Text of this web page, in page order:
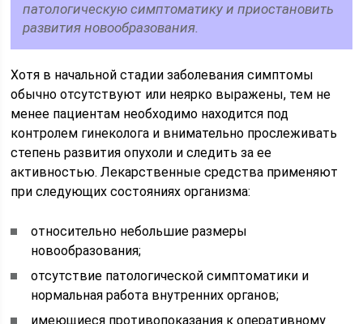
патологическую симптоматику и приостановить
развития новообразования.
Хотя в начальной стадии заболевания симптомы
обычно отсутствуют или неярко выражены, тем не
менее пациентам необходимо находится под
контролем гинеколога и внимательно прослеживать
степень развития опухоли и следить за ее
активностью. Лекарственные средства применяют
при следующих состояниях организма:
относительно небольшие размеры
новообразования;
отсутствие патологической симптоматики и
нормальная работа внутренних органов;
имеющиеся противопоказания к оперативному